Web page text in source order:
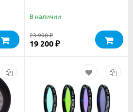
В наличии
23 990₽
19 200 ₽